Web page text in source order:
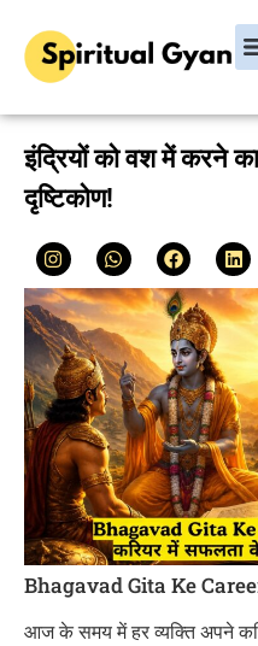
इंद्रियों को वश में करने
दृष्टिकोण!
Bhagavad Gita Ke
आज के समय में हर व्यक्ति अपने